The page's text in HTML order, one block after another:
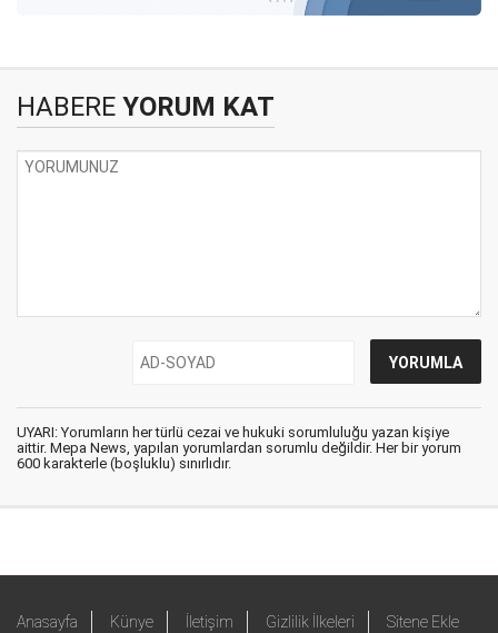
HABERE YORUM KAT
UYARI: Yorumların her türlü cezai ve hukuki sorumluluğu yazan kişiye
aittir. Mepa News, yapılan yorumlardan sorumlu değildir. Her bir yorum
600 karakterle (boşluklu) sınırlıdır.
Anasayfa Künye İletişim Gizlilik İlkeleri Sitene Ekle